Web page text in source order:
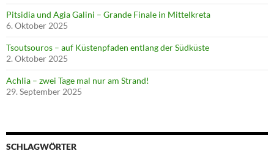
Pitsidia und Agia Galini – Grande Finale in Mittelkreta
6. Oktober 2025
Tsoutsouros – auf Küstenpfaden entlang der Südküste
2. Oktober 2025
Achlia – zwei Tage mal nur am Strand!
29. September 2025
SCHLAGWÖRTER